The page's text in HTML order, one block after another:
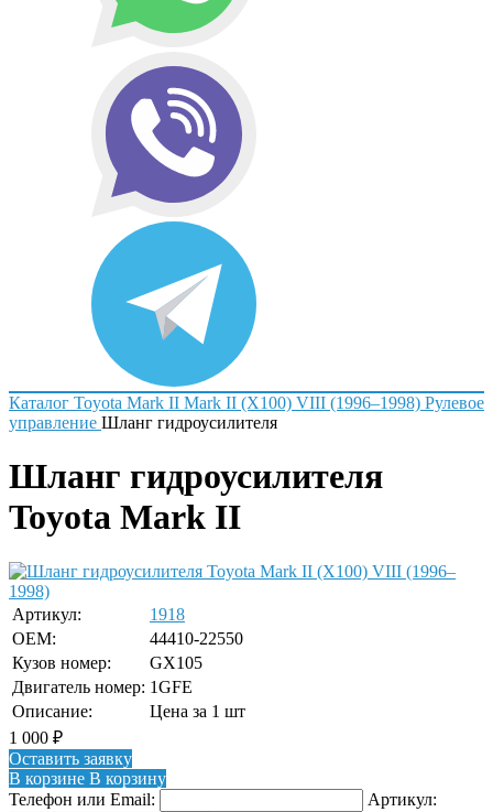
Каталог Toyota Mark II Mark II (X100) VIII (1996–1998) Рулевое
управление Шланг гидроусилителя
Шланг гидроусилителя
Toyota Mark II
Артикул:
1918
OEM:
44410-22550
Кузов номер:
GX105
Двигатель номер: 1GFE
Описание:
Цена за 1 шт
1 000 ₽
Оставить заявку
В корзине В корзину
Телефон или Email:
Артикул: